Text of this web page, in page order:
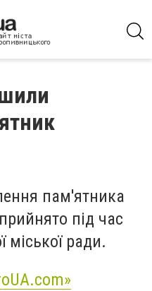
пам'ятника
під час
міської ради.